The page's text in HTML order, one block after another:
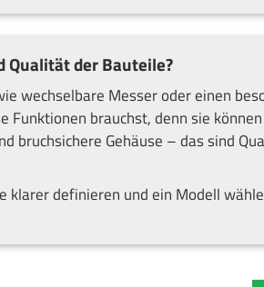
der Bauteile?
wechselbare Messer oder einen
Funktionen brauchst, denn sie
bruchsichere Gehäuse – das sind
klarer definieren und ein Modell